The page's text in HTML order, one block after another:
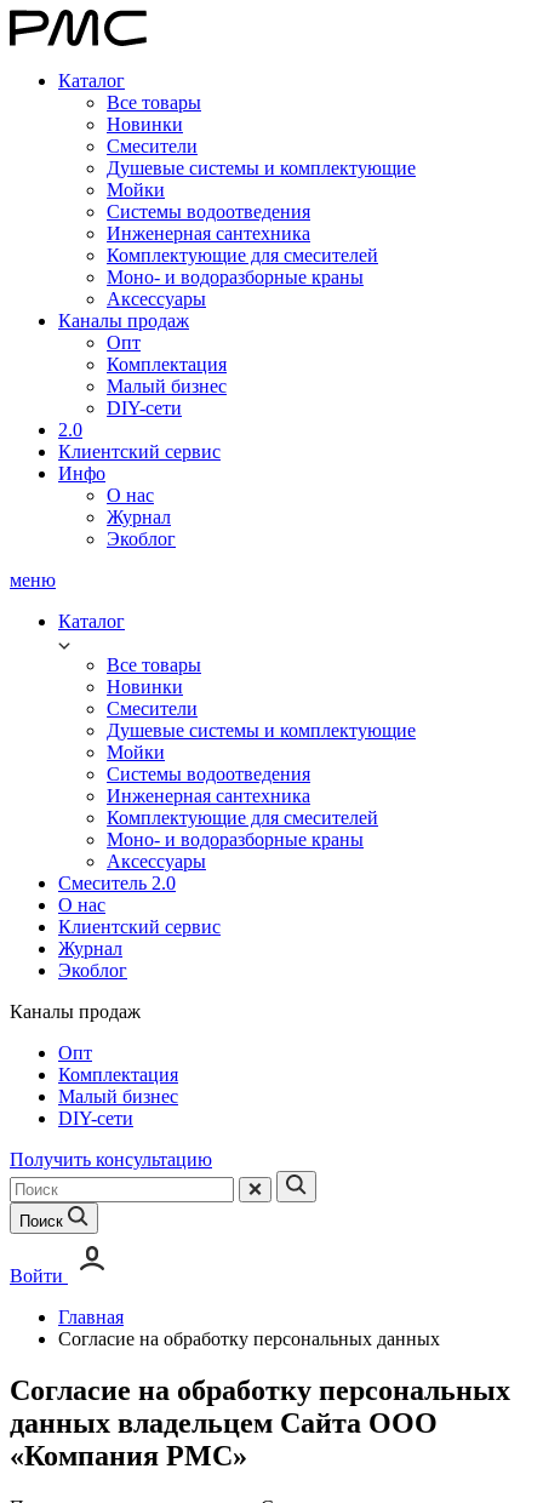
Каталог
Все товары
Новинки
Смесители
Душевые системы и комплектующие
Мойки
Системы водоотведения
Инженерная сантехника
Комплектующие для смесителей
Моно- и водоразборные краны
Аксессуары
Каналы продаж
Опт
Комплектация
Малый бизнес
DIY-сети
2.0
Клиентский сервис
Инфо
О нас
Журнал
Экоблог
меню
Каталог
Все товары
Новинки
Смесители
Душевые системы и комплектующие
Мойки
Системы водоотведения
Инженерная сантехника
Комплектующие для смесителей
Моно- и водоразборные краны
Аксессуары
Смеситель 2.0
О нас
Клиентский сервис
Журнал
Экоблог
Каналы продаж
Опт
Комплектация
Малый бизнес
DIY-сети
Получить консультацию
Поиск
Войти
Главная
Согласие на обработку персональных данных
Согласие на обработку персональных
данных владельцем Сайта ООО
«Компания РМС»